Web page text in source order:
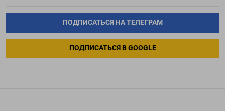
ПОДПИСАТЬСЯ НА ТЕЛЕГРАМ
ПОДПИСАТЬСЯ В GOOGLE